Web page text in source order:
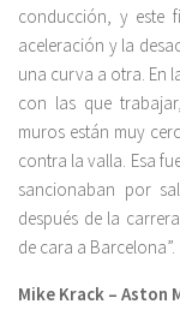
conducción, y este
aceleración y la
una curva a otra. En
con las que
muros están muy
contra la valla. Esa
sancionaban por
después de la
de cara a Barcelona”.
Mike Krack – Aston